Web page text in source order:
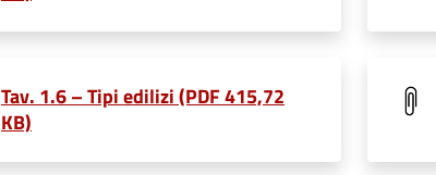
Tav. 1.6 – Tipi edilizi (PDF 415,72
KB)